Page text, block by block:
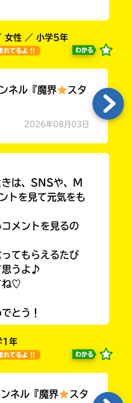
女性 ／ 小学5年
れてるよ !! わかる
ネル『魔界
スタ
2026年08月03日
きは、SNSや、M
トを見て元気をも
メントを見るの
ってもらえるたび
思うよ♪
ね♡
とう！
1年
れてるよ !! わかる
ネル『魔界
スタ